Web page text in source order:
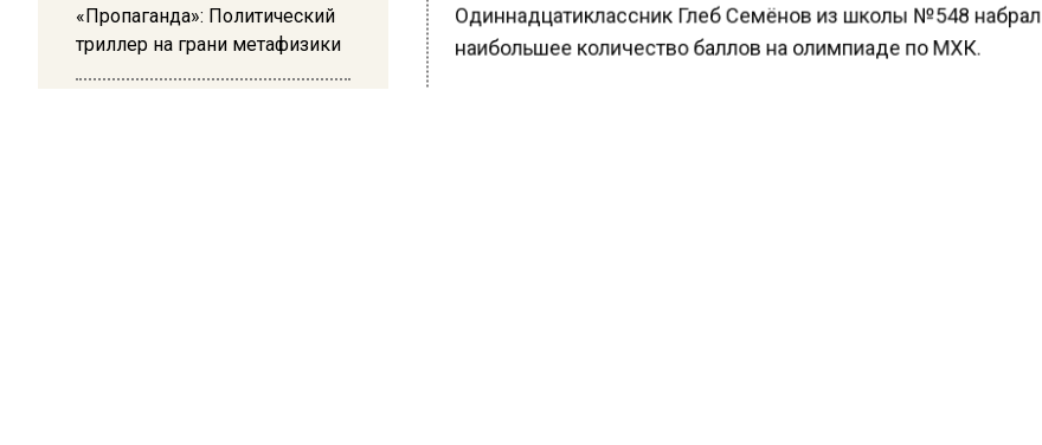
«Пропаганда»: Политический
триллер на грани метафизики
Одиннадцатиклассник Глеб Семёнов из школы №548 набрал
наибольшее количество баллов на олимпиаде по МХК.